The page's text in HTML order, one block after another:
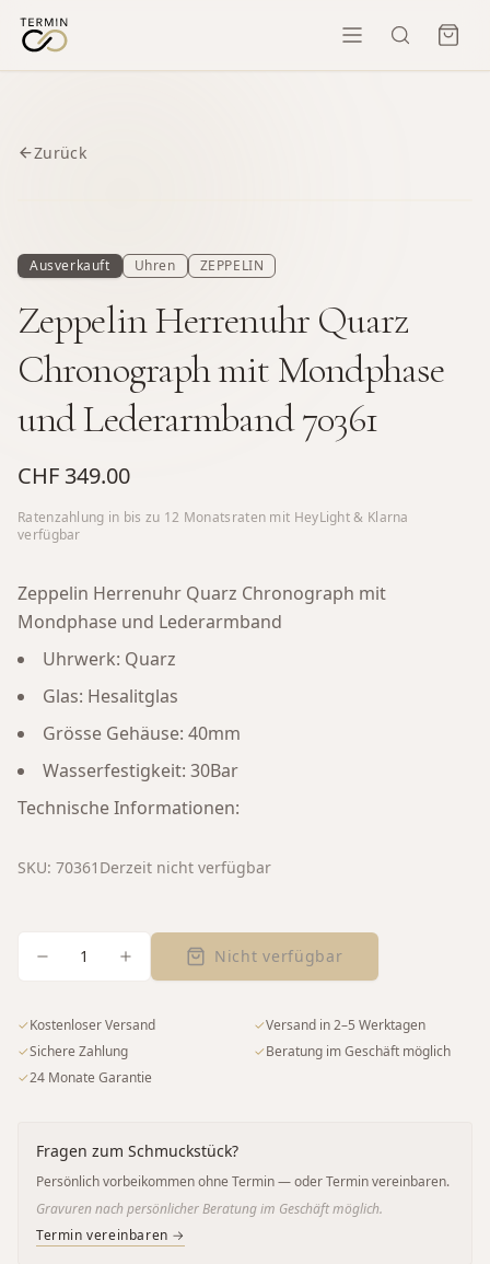
Zurück
Ausverkauft Uhren ZEPPELIN
Zeppelin Herrenuhr Quarz
Chronograph mit Mondphase
und Lederarmband 70361
CHF 349.00
Ratenzahlung in bis zu 12 Monatsraten mit HeyLight & Klarna
verfügbar
Zeppelin Herrenuhr Quarz Chronograph mit
Mondphase und Lederarmband
Uhrwerk: Quarz
Glas: Hesalitglas
Grösse Gehäuse: 40mm
Wasserfestigkeit: 30Bar
Technische Informationen:
SKU: 70361 Derzeit nicht verfügbar
1 Nicht verfügbar
✓Kostenloser Versand ✓Versand in 2–5 Werktagen
✓Sichere Zahlung ✓Beratung im Geschäft möglich
✓24 Monate Garantie
Fragen zum Schmuckstück?
Persönlich vorbeikommen ohne Termin — oder Termin vereinbaren.
Gravuren nach persönlicher Beratung im Geschäft möglich.
Termin vereinbaren →